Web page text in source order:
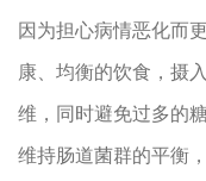
因为担心病情恶化而
康、均衡的饮食，摄
维，同时避免过多的
维持肠道菌群的平衡